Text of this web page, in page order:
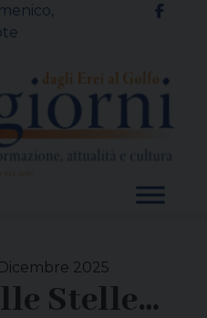
2025
Stelle…